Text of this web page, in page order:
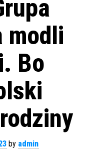
modli
Bo
by admin